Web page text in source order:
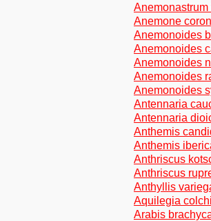
Anemone
Anemonoides
Anemonoides
Anemonoides
Anemonoides
Anemonoides
Antennaria
Antennaria
Anthemis
Anthemis
Anthriscus
Anthriscus
Anthyllis
Aquilegia
Arabis